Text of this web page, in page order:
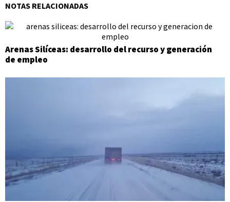
NOTAS RELACIONADAS
Arenas Silíceas: desarrollo del recurso y generación
de empleo